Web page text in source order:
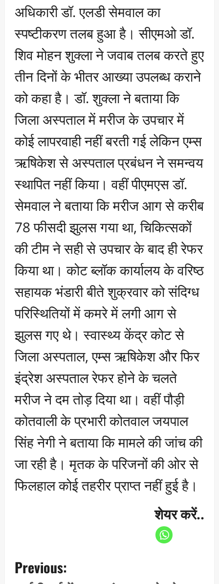
अधिकारी डॉ. एलडी सेमवाल का
स्पष्टीकरण तलब हुआ है। सीएमओ डॉ.
शिव मोहन शुक्ला ने जवाब तलब करते हुए
तीन दिनों के भीतर आख्या उपलब्ध कराने
को कहा है। डॉ. शुक्ला ने बताया कि
जिला अस्पताल में मरीज के उपचार में
कोई लापरवाही नहीं बरती गई लेकिन एम्स
ऋषिकेश से अस्पताल प्रबंधन ने समन्वय
स्थापित नहीं किया। वहीं पीएमएस डॉ.
सेमवाल ने बताया कि मरीज आग से करीब
78 फीसदी झुलस गया था, चिकित्सकों
की टीम ने सही से उपचार के बाद ही रेफर
किया था। कोट ब्लॉक कार्यालय के वरिष्ठ
सहायक भंडारी बीते शुक्रवार को संदिग्ध
परिस्थितियों में कमरे में लगी आग से
झुलस गए थे। स्वास्थ्य केंद्र कोट से
जिला अस्पताल, एम्स ऋषिकेश और फिर
इंद्रेश अस्पताल रेफर होने के चलते
मरीज ने दम तोड़ दिया था। वहीं पौड़ी
कोतवाली के प्रभारी कोतवाल जयपाल
सिंह नेगी ने बताया कि मामले की जांच की
जा रही है। मृतक के परिजनों की ओर से
फिलहाल कोई तहरीर प्राप्त नहीं हुई है।
शेयर करें..
o
Previous: